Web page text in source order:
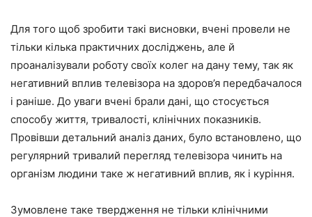
Для того щоб зробити такі висновки, вчені провели не
тільки кілька практичних досліджень, але й
проаналізували роботу своїх колег на дану тему, так як
негативний вплив телевізора на здоров’я передбачалося
і раніше. До уваги вчені брали дані, що стосується
способу життя, тривалості, клінічних показників.
Провівши детальний аналіз даних, було встановлено, що
регулярний тривалий перегляд телевізора чинить на
організм людини таке ж негативний вплив, як і куріння.
Зумовлене таке твердження не тільки клінічними